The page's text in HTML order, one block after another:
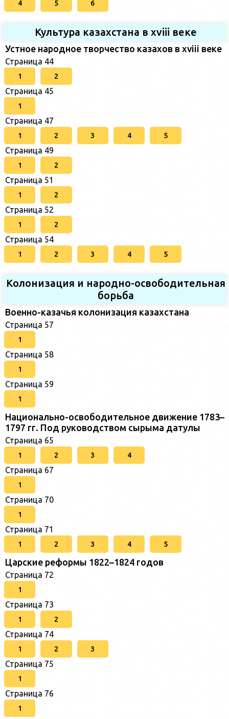
4 5 6
Культура казахстана в xviii веке
Устное народное творчество казахов в xviii веке
Страница 44
1 2
Страница 45
1
Страница 47
1 2 3 4 5
Страница 49
1 2
Страница 51
1 2
Страница 52
1 2
Страница 54
1 2 3 4 5
Колонизация и народно-освободительная
борьба
Военно-казачья колонизация казахстана
Страница 57
1
Страница 58
1
Страница 59
1
Национально-освободительное движение 1783–
1797 гг. Под руководством сырыма датулы
Страница 65
1 2 3 4
Страница 67
1
Страница 70
1
Страница 71
1 2 3 4 5
Царские реформы 1822–1824 годов
Страница 72
1
Страница 73
1 2
Страница 74
1 2 3
Страница 75
1
Страница 76
1